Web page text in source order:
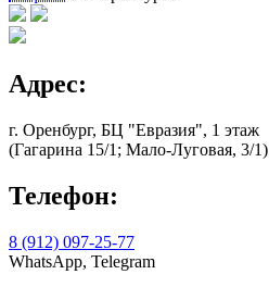
Адрес:
г. Оренбург, БЦ "Евразия", 1 этаж
(Гагарина 15/1; Мало-Луговая, 3/1)
Телефон:
8 (912) 097-25-77
WhatsApp, Telegram